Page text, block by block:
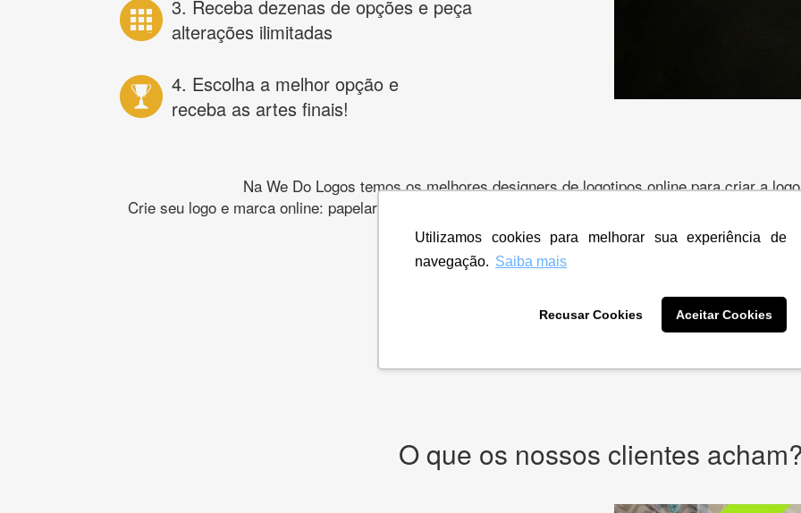
Utilizamos cookies para melhorar sua experiência de
navegação. Saiba mais
Recusar Cookies Aceitar Cookies
3. Receba dezenas de opções e peça
alterações ilimitadas
4. Escolha a melhor opção e
receba as artes finais!
Na We Do Logos temos os melhores designers de logotipos online para criar a
Crie seu logo e marca online: papelaria, banner, cartão de visita, folder, flyer, website e muito
CRIE SUA MARCA
O que os nossos clientes